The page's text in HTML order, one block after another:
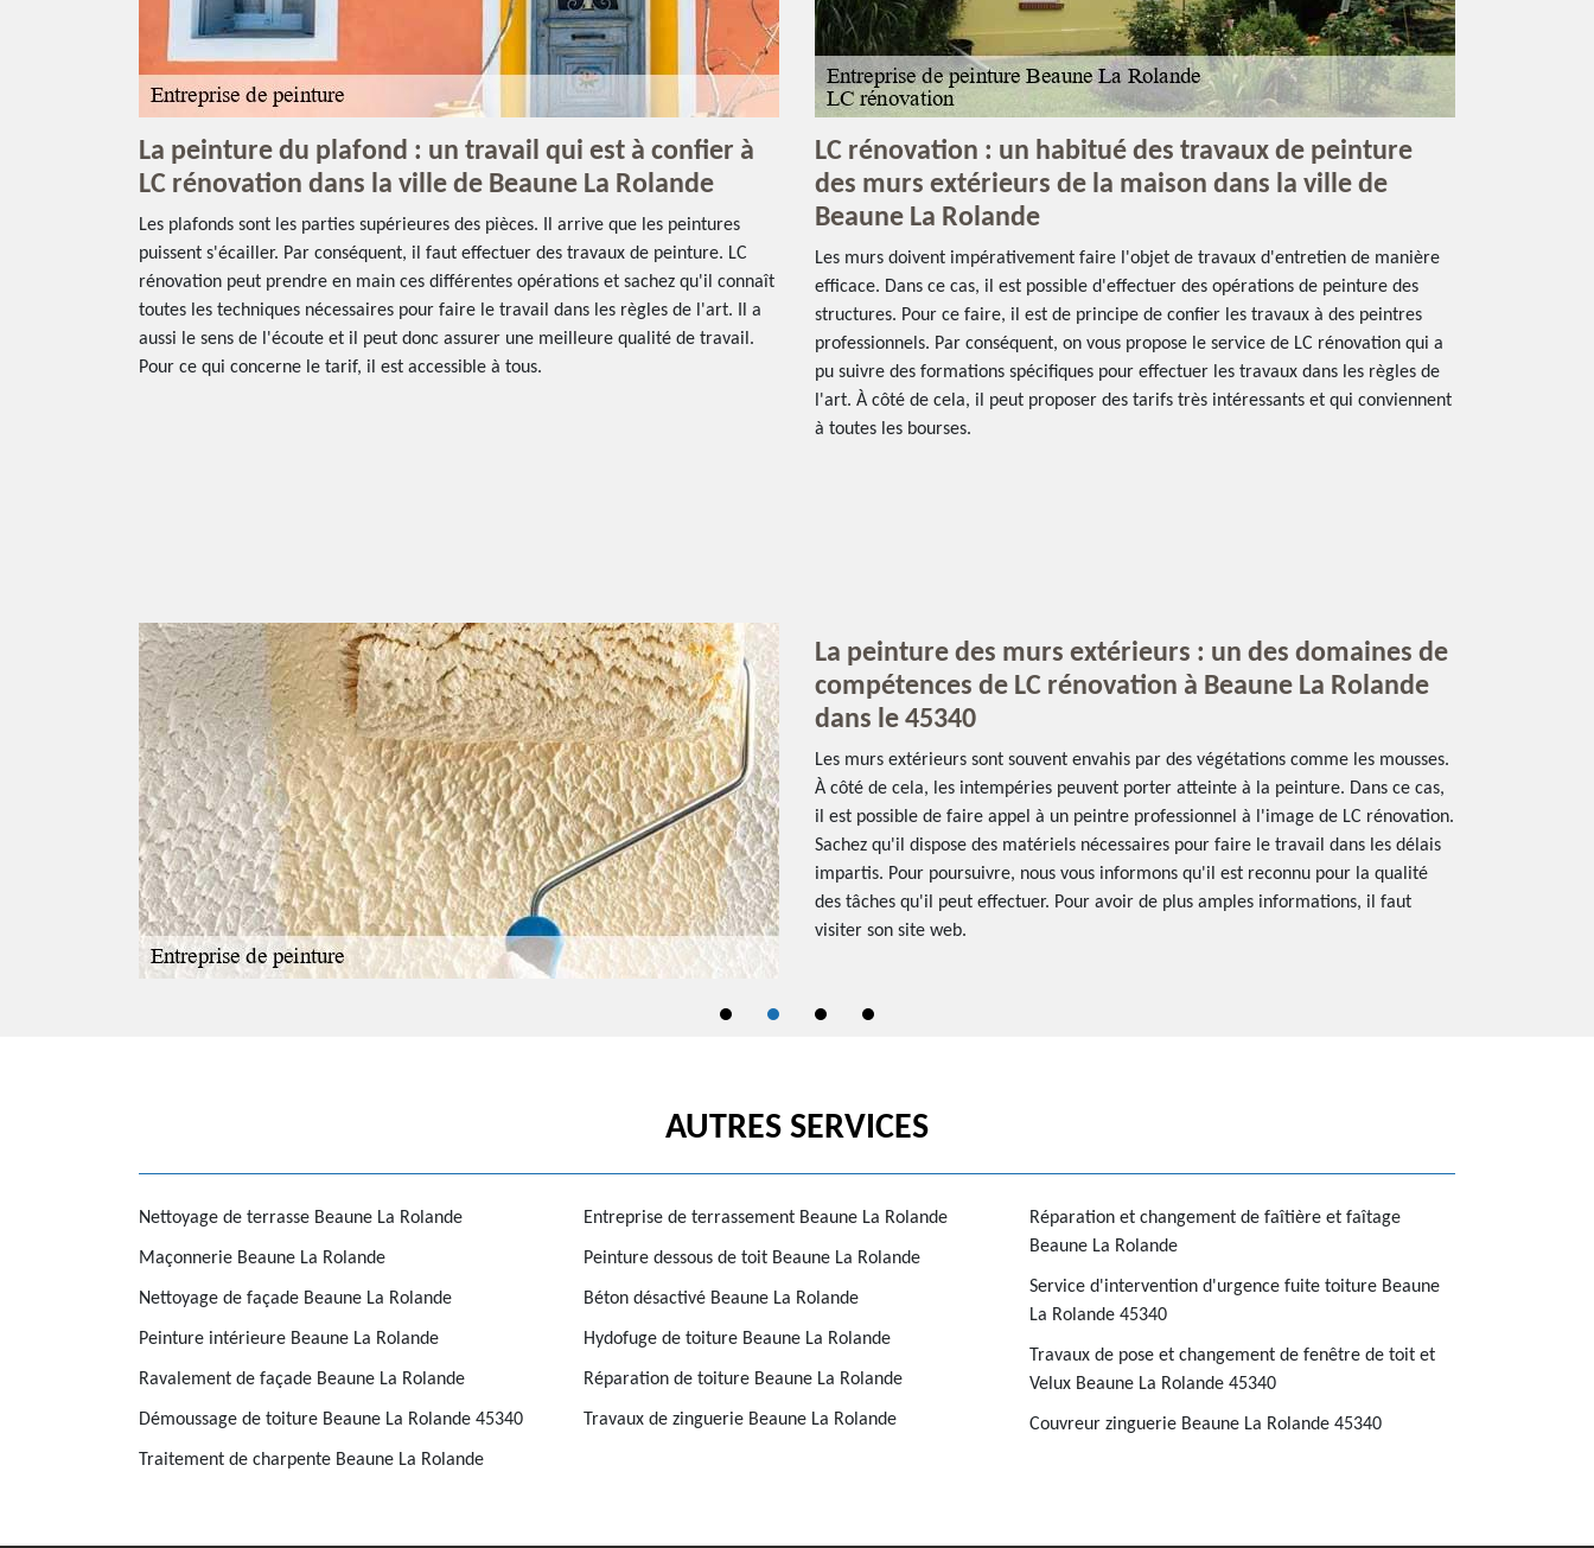
La peinture du plafond : un travail qui est à confier à
LC rénovation dans la ville de Beaune La Rolande
Les plafonds sont les parties supérieures des pièces. Il arrive que les peintures
puissent s'écailler. Par conséquent, il faut effectuer des travaux de peinture. LC
rénovation peut prendre en main ces différentes opérations et sachez qu'il connaît
toutes les techniques nécessaires pour faire le travail dans les règles de l'art. Il a
aussi le sens de l'écoute et il peut donc assurer une meilleure qualité de travail.
Pour ce qui concerne le tarif, il est accessible à tous.
LC rénovation : un habitué des travaux de peinture
des murs extérieurs de la maison dans la ville de
Beaune La Rolande
Les murs doivent impérativement faire l'objet de travaux d'entretien de manière
efficace. Dans ce cas, il est possible d'effectuer des opérations de peinture des
structures. Pour ce faire, il est de principe de confier les travaux à des peintres
professionnels. Par conséquent, on vous propose le service de LC rénovation qui a
pu suivre des formations spécifiques pour effectuer les travaux dans les règles de
l'art. À côté de cela, il peut proposer des tarifs très intéressants et qui conviennent
à toutes les bourses.
La peinture des murs extérieurs : un des domaines de
compétences de LC rénovation à Beaune La Rolande
dans le 45340
Les murs extérieurs sont souvent envahis par des végétations comme les mousses.
À côté de cela, les intempéries peuvent porter atteinte à la peinture. Dans ce cas,
il est possible de faire appel à un peintre professionnel à l'image de LC rénovation.
Sachez qu'il dispose des matériels nécessaires pour faire le travail dans les délais
impartis. Pour poursuivre, nous vous informons qu'il est reconnu pour la qualité
des tâches qu'il peut effectuer. Pour avoir de plus amples informations, il faut
visiter son site web.
AUTRES SERVICES
Nettoyage de terrasse Beaune La Rolande
Maçonnerie Beaune La Rolande
Nettoyage de façade Beaune La Rolande
Peinture intérieure Beaune La Rolande
Ravalement de façade Beaune La Rolande
Démoussage de toiture Beaune La Rolande 45340
Traitement de charpente Beaune La Rolande
Entreprise de terrassement Beaune La Rolande
Peinture dessous de toit Beaune La Rolande
Béton désactivé Beaune La Rolande
Hydofuge de toiture Beaune La Rolande
Réparation de toiture Beaune La Rolande
Travaux de zinguerie Beaune La Rolande
Réparation et changement de faîtière et faîtage
Beaune La Rolande
Service d'intervention d'urgence fuite toiture Beaune
La Rolande 45340
Travaux de pose et changement de fenêtre de toit et
Velux Beaune La Rolande 45340
Couvreur zinguerie Beaune La Rolande 45340